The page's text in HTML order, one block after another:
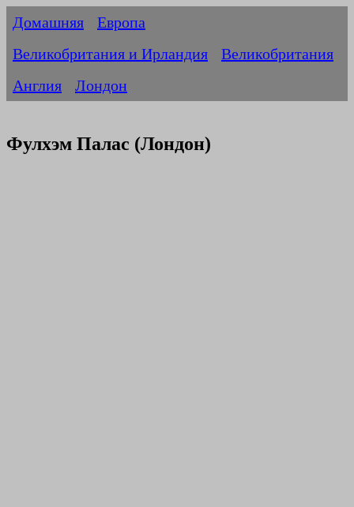
Домашняя
Европа
Великобритания и Ирландия
Великобритания
Англия
Лондон
Фулхэм Палас (Лондон)